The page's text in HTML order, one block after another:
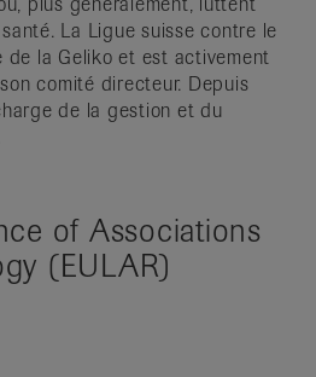
La Ligue suisse contre le
de la Geliko et est activement
comité directeur. Depuis
de la gestion et du
of Associations
(EULAR)